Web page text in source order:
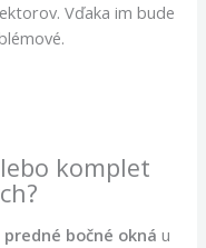
Vďaka im bude
komplet
predné bočné oknáu